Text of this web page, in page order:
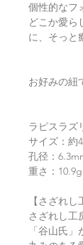
個性的なフ
どこか愛ら
に、そっと
お好みの紐
ラピスラズ
サイズ：約
孔径：
重さ：10.9g
【さざれし
さざれし工
「谷山氏